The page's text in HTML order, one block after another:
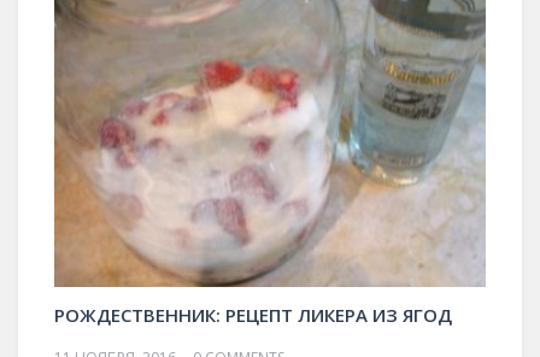
РОЖДЕСТВЕННИК: РЕЦЕПТ ЛИКЕРА ИЗ ЯГОД